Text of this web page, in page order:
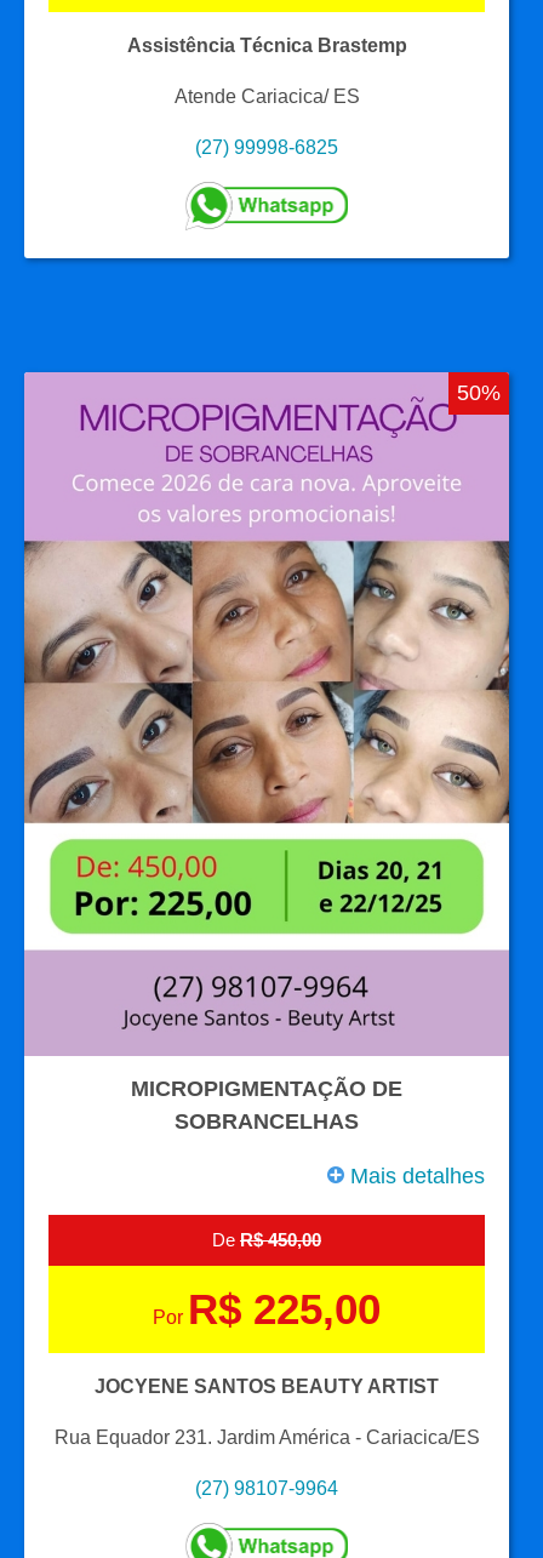
Assistência Técnica Brastemp
Atende Cariacica/ ES
(27) 99998-6825
50%
MICROPIGMENTAÇÃO DE
SOBRANCELHAS
Mais detalhes
De R$ 450,00
Por R$ 225,00
JOCYENE SANTOS BEAUTY ARTIST
Rua Equador 231. Jardim América - Cariacica/ES
(27) 98107-9964